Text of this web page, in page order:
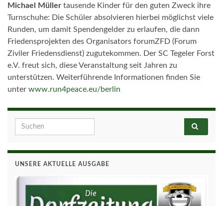
Michael Müller tausende Kinder für den guten Zweck ihre
Turnschuhe: Die Schüler absolvieren hierbei möglichst viele
Runden, um damit Spendengelder zu erlaufen, die dann
Friedensprojekten des Organisators forumZFD (Forum
Ziviler Friedensdienst) zugutekommen. Der SC Tegeler Forst
e.V. freut sich, diese Veranstaltung seit Jahren zu
unterstützen. Weiterführende Informationen finden Sie
unter www.run4peace.eu/berlin
Search for:
UNSERE AKTUELLE AUSGABE